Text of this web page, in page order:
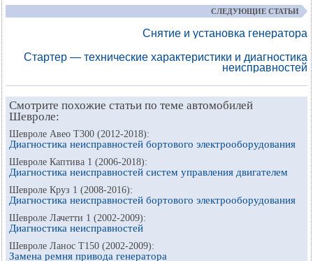
СЛЕДУЮЩИЕ СТАТЬИ
Снятие и установка генератора
Стартер — технические характеристики и диагностика
неисправностей
Смотрите похожие статьи по теме автомобилей
Шевроле:
Шевроле Авео Т300 (2012-2018):
Диагностика неисправностей бортового электрооборудования
Шевроле Каптива 1 (2006-2018):
Диагностика неисправностей систем управления двигателем
Шевроле Круз 1 (2008-2016):
Диагностика неисправностей бортового электрооборудования
Шевроле Лачетти 1 (2002-2009):
Диагностика неисправностей
Шевроле Ланос Т150 (2002-2009):
Замена ремня привода генератора